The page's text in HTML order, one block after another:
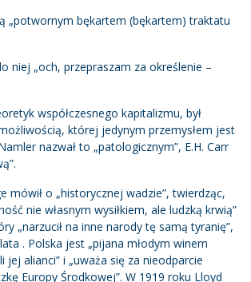
„potwornym bękartem (bękartem) traktatu
niej „och, przepraszam za określenie –
współczesnego kapitalizmu, był
której jedynym przemysłem jest
nazwał to „patologicznym”, E.H. Carr
mówił o „historycznej wadzie”, twierdząc,
nie własnym wysiłkiem, ale ludzką krwią”
„narzucił na inne narody tę samą tyranię”,
. Polska jest „pijana młodym winem
jej alianci” i „uważa się za nieodparcie
Europy Środkowej”. W 1919 roku Lloyd